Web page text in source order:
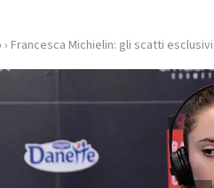
› Francesca Michielin: gli scatti esclusivi